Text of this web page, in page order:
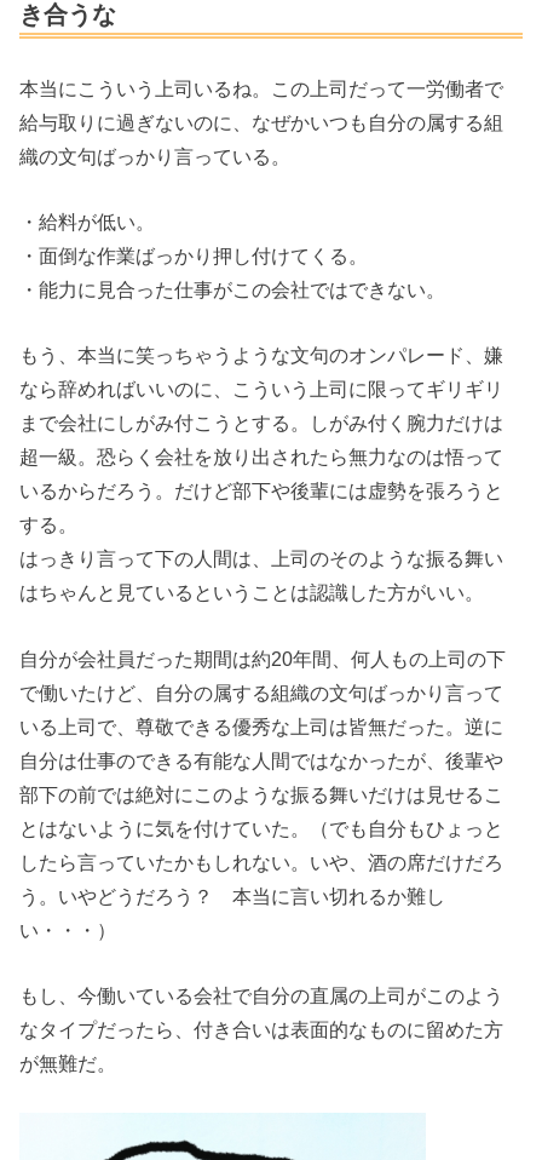
き合うな
本当にこういう上司いるね。この上司だって一労働者で
給与取りに過ぎないのに、なぜかいつも自分の属する組
織の文句ばっかり言っている。
・給料が低い。
・面倒な作業ばっかり押し付けてくる。
・能力に見合った仕事がこの会社ではできない。
もう、本当に笑っちゃうような文句のオンパレード、嫌
なら辞めればいいのに、こういう上司に限ってギリギリ
まで会社にしがみ付こうとする。しがみ付く腕力だけは
超一級。恐らく会社を放り出されたら無力なのは悟って
いるからだろう。だけど部下や後輩には虚勢を張ろうと
する。
はっきり言って下の人間は、上司のそのような振る舞い
はちゃんと見ているということは認識した方がいい。
自分が会社員だった期間は約20年間、何人もの上司の下
で働いたけど、自分の属する組織の文句ばっかり言って
いる上司で、尊敬できる優秀な上司は皆無だった。逆に
自分は仕事のできる有能な人間ではなかったが、後輩や
部下の前では絶対にこのような振る舞いだけは見せるこ
とはないように気を付けていた。（でも自分もひょっと
したら言っていたかもしれない。いや、酒の席だけだろ
う。いやどうだろう？ 本当に言い切れるか難し
い・・・）
もし、今働いている会社で自分の直属の上司がこのよう
なタイプだったら、付き合いは表面的なものに留めた方
が無難だ。